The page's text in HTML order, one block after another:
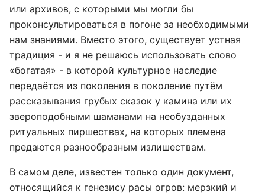
или архивов, с которыми мы могли бы
проконсультироваться в погоне за необходимыми
нам знаниями. Вместо этого, существует устная
традиция - и я не решаюсь использовать слово
«богатая» - в которой культурное наследие
передаётся из поколения в поколение путём
рассказывания грубых сказок у камина или их
звероподобными шаманами на необузданных
ритуальных пиршествах, на которых племена
предаются разнообразным излишествам.
В самом деле, известен только один документ,
относящийся к генезису расы огров: мерзкий и